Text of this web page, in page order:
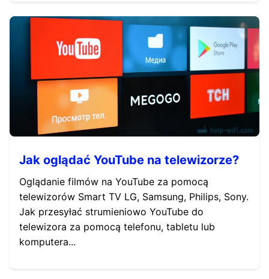
Jak oglądać YouTube na telewizorze?
Oglądanie filmów na YouTube za pomocą
telewizorów Smart TV LG, Samsung, Philips, Sony.
Jak przesyłać strumieniowo YouTube do
telewizora za pomocą telefonu, tabletu lub
komputera...